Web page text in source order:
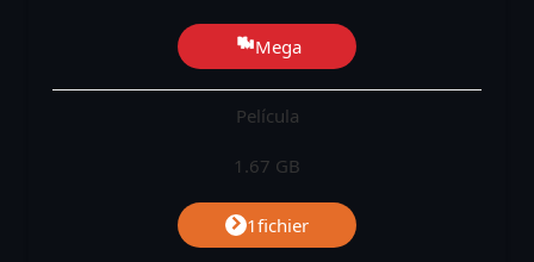
Mega
Película
1.67 GB
1fichier